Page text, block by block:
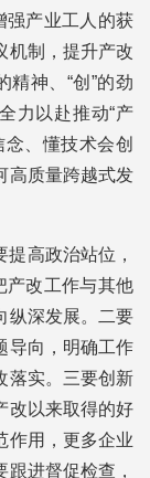
强产业工人的获
机制，提升产改
精神、“创”的劲
力以赴推动“产
、懂技术会创
高质量跨越式发
高政治站位，
产改工作与其他
纵深发展。二要
导向，明确工作
落实。三要创新
改以来取得的好
作用，更多企业
进督促检查，